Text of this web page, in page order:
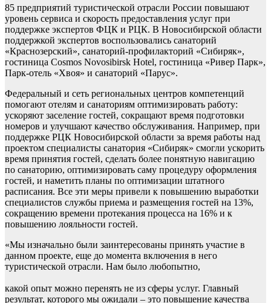
85 предприятий туристической отрасли России повышают
уровень сервиса и скорость предоставления услуг при
поддержке экспертов ФЦК и РЦК. В Новосибирской области
поддержкой экспертов воспользовались санаторий
«Краснозерский», санаторий-профилакторий «Сибиряк»,
гостиница Cosmos Novosibirsk Hotel, гостиница «Ривер Парк»,
Парк-отель «Хвоя» и санаторий «Парус».
Федеральный и сеть региональных центров компетенций
помогают отелям и санаториям оптимизировать работу:
ускоряют заселение гостей, сокращают время подготовки
номеров и улучшают качество обслуживания. Например, при
поддержке РЦК Новосибирской области за время работы над
проектом специалисты санатория «Сибиряк» смогли ускорить
время принятия гостей, сделать более понятную навигацию
по санаторию, оптимизировать саму процедуру оформления
гостей, и наметить планы по оптимизации штатного
расписания. Все эти меры привели к повышению выработки
специалистов службы приема и размещения гостей на 13%,
сокращению времени протекания процесса на 16% и к
повышению лояльности гостей.
«Мы изначально были заинтересованы принять участие в
данном проекте, еще до момента включения в него
туристической отрасли. Нам было любопытно,
какой опыт можно перенять не из сферы услуг. Главный
результат, которого мы ожидали – это повышение качества